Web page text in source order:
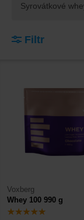
Syrovátkové
Filtr
Voxberg
Whey 100 990 g